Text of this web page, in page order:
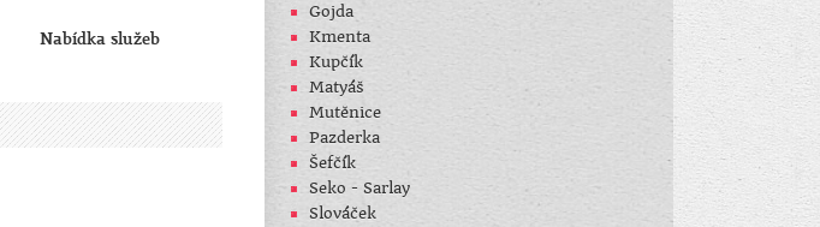
Nabídka služeb
Gojda
Kmenta
Kupčík
Matyáš
Mutěnice
Pazderka
Šefčík
Seko - Sarlay
Slováček